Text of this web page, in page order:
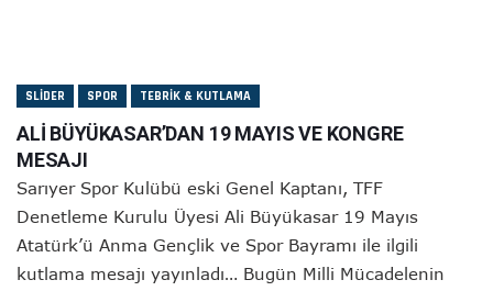
SLIDER SPOR TEBRIK & KUTLAMA
ALİ BÜYÜKASAR’DAN 19 MAYIS VE KONGRE
MESAJI
Sarıyer Spor Kulübü eski Genel Kaptanı, TFF
Denetleme Kurulu Üyesi Ali Büyükasar 19 Mayıs
Atatürk’ü Anma Gençlik ve Spor Bayramı ile ilgili
kutlama mesajı yayınladı… Bugün Milli Mücadelenin